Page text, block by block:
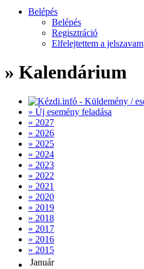
Belépés
Belépés
Regisztráció
Elfelejtettem a jelszavam
» Kalendárium
» Új esemény feladása
» 2027
» 2026
» 2025
» 2024
» 2023
» 2022
» 2021
» 2020
» 2019
» 2018
» 2017
» 2016
» 2015
Január